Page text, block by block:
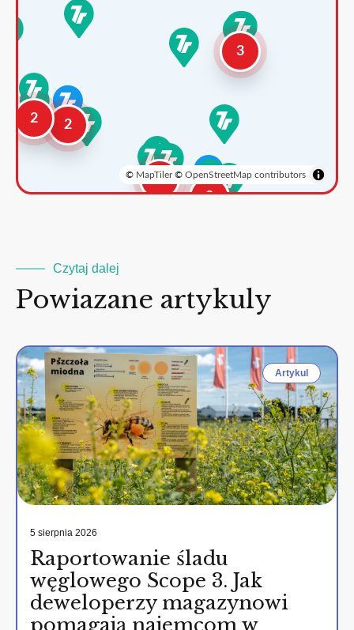
2
2
3
2
3
© MapTiler© OpenStreetMap contributors
Czytaj dalej
Powiazane artykuly
Artykul
5 sierpnia 2026
Raportowanie śladu
węglowego Scope 3. Jak
deweloperzy magazynowi
pomagają najemcom w